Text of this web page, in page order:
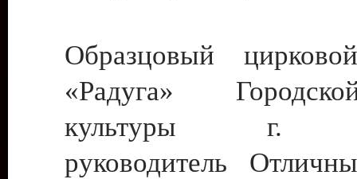
Образцовый
«Радуга»
культуры г.
руководитель